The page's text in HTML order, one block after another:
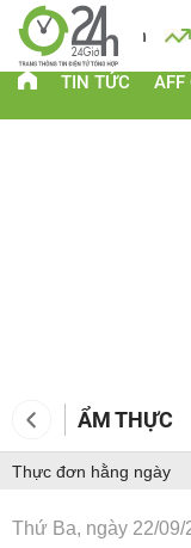
Lịch
TIN TỨC AFF
ẨM THỰC
Thực đơn hằng ngày
Thứ Ba, ngày 22/09/